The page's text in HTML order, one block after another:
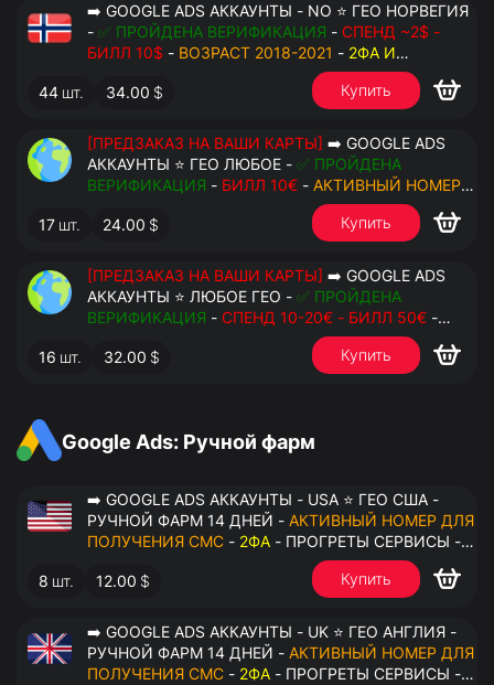
➡️ GOOGLE ADS АККАУНТЫ - NO ⭐ ГЕО НОРВЕГИЯ
- ✅ ПРОЙДЕНА ВЕРИФИКАЦИЯ - СПЕНД ~2$ -
БИЛЛ 10$ - ВОЗРАСТ 2018-2021 - 2ФА И
- РУЧНОЙ ФАРМ - РЕЗЕРВНАЯ
ПОЧТА С ДОСТУПОМ - ПЕРЕДАЧА В OCTO
44 шт. 34.00 $ Купить
[ПРЕДЗАКАЗ НА ВАШИ КАРТЫ] ➡️ GOOGLE ADS
АККАУНТЫ ⭐ ГЕО ЛЮБОЕ - ✅ ПРОЙДЕНА
ВЕРИФИКАЦИЯ - БИЛЛ 10€ - АКТИВНЫЙ НОМЕР
2ФА И РЕЗЕРВНЫЕ КОДЫ
- РУЧНОЙ ФАРМ - РЕЗЕРВНАЯ ПОЧТА С
ДОСТУПОМ - ПЕРЕДАЧА В АНТИДЕТЕКТ
17 шт. 24.00 $ Купить
[ПРЕДЗАКАЗ НА ВАШИ КАРТЫ] ➡️ GOOGLE ADS
АККАУНТЫ ⭐ ЛЮБОЕ ГЕО - ✅ ПРОЙДЕНА
ВЕРИФИКАЦИЯ - СПЕНД 10-20€ - БИЛЛ 50€ -
АКТИВНЫЙ НОМЕР ДЛЯ ПОВТОРНЫХ СМС-
И РЕЗЕРВНЫЕ КОДЫ
- РУЧНОЙ ФАРМ -
РЕЗЕРВНАЯ ПОЧТА С ДОСТУПОМ - ПЕРЕДАЧА В
16 шт. 32.00 $ Купить
Google Ads: Ручной фарм
➡️ GOOGLE ADS АККАУНТЫ - USA ⭐ ГЕО США -
РУЧНОЙ ФАРМ 14 ДНЕЙ - АКТИВНЫЙ НОМЕР ДЛЯ
ПОЛУЧЕНИЯ СМС - 2ФА - ПРОГРЕТЫ СЕРВИСЫ -
8 шт. 12.00 $ Купить
➡️ GOOGLE ADS АККАУНТЫ - UK ⭐ ГЕО АНГЛИЯ -
РУЧНОЙ ФАРМ 14 ДНЕЙ - АКТИВНЫЙ НОМЕР ДЛЯ
ПОЛУЧЕНИЯ СМС - 2ФА - ПРОГРЕТЫ СЕРВИСЫ -